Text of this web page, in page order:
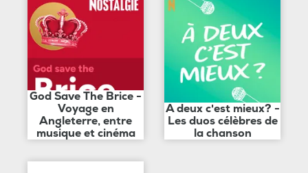
God Save The Brice -
Voyage en
Angleterre, entre
musique et cinéma
A deux c'est mieux? -
Les duos célèbres de
la chanson